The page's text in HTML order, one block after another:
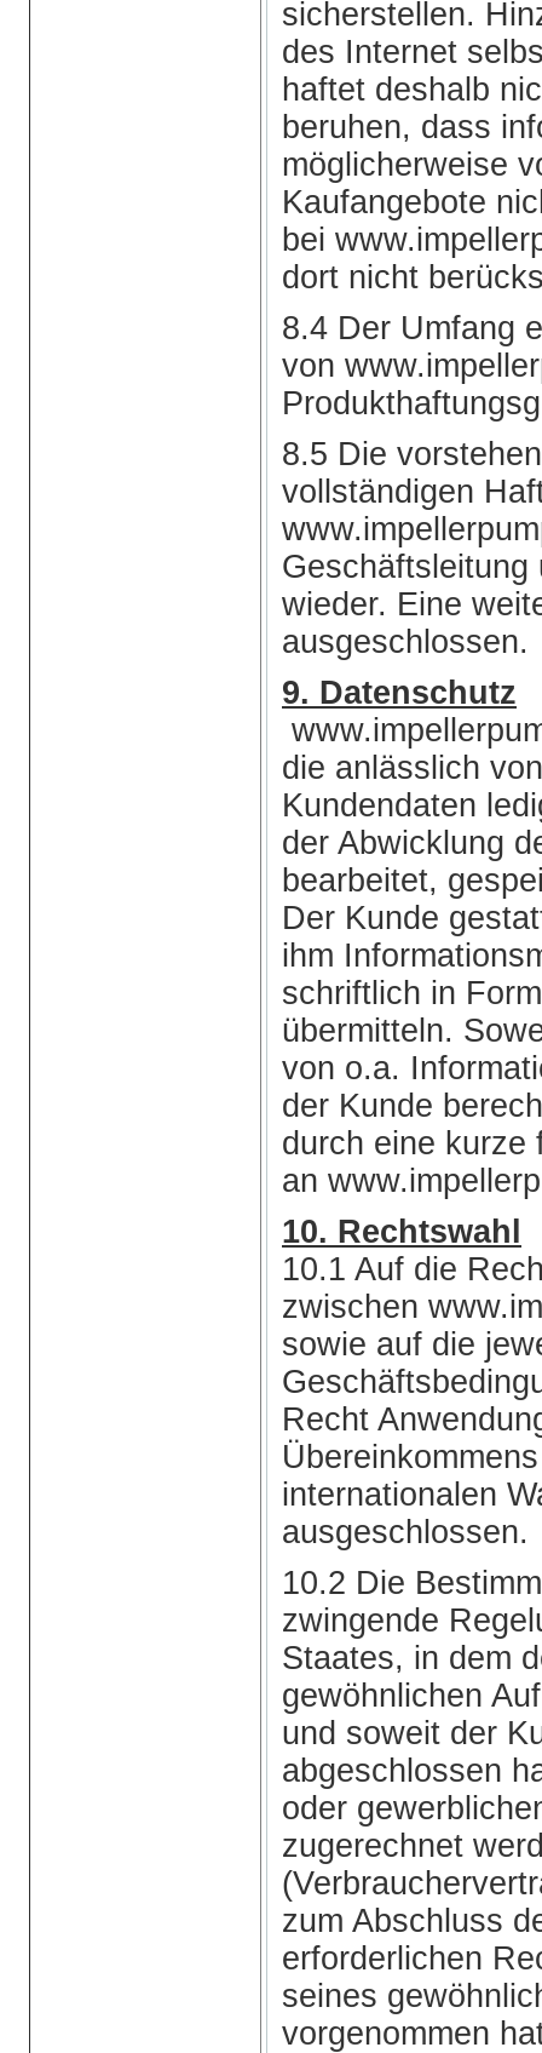
sicherstellen.
des Internet
haftet deshalb
beruhen, dass
möglicherweise
Kaufangebote
bei
dort nicht
8.4 Der Umfang
von
8.5 Die
vollständigen
Geschäftsleitung
wieder. Eine
ausgeschlossen.
9. Datenschutz
die anlässlich
Kundendaten
der Abwicklung
bearbeitet,
Der Kunde
ihm
schriftlich in
übermitteln.
von o.a.
der Kunde
durch eine kurze
an
10. Rechtswahl
10.1 Auf die
zwischen
sowie auf die
Recht
internationalen
ausgeschlossen.
10.2 Die
zwingende
Staates, in dem
gewöhnlichen
und soweit der
abgeschlossen
oder
zugerechnet
zum Abschluss
erforderlichen
seines
vorgenommen